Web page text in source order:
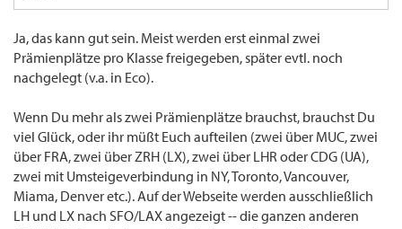
Ja, das kann gut sein. Meist werden erst einmal zwei
Prämienplätze pro Klasse freigegeben, später evtl. noch
nachgelegt (v.a. in Eco).
Wenn Du mehr als zwei Prämienplätze brauchst, brauchst Du
viel Glück, oder ihr müßt Euch aufteilen (zwei über MUC, zwei
über FRA, zwei über ZRH (LX), zwei über LHR oder CDG (UA),
zwei mit Umsteigeverbindung in NY, Toronto, Vancouver,
Miama, Denver etc.). Auf der Webseite werden ausschließlich
LH und LX nach SFO/LAX angezeigt -- die ganzen anderen